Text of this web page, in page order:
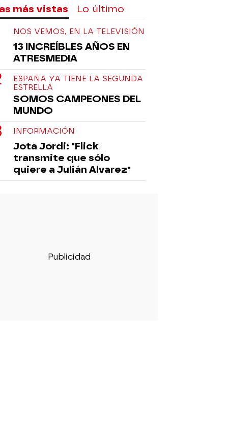
más vistas Lo último
NOS VEMOS, EN LA TELEVISIÓN
13 INCREÍBLES AÑOS EN
ATRESMEDIA
ESPAÑA YA TIENE LA SEGUNDA
ESTRELLA
SOMOS CAMPEONES DEL
MUNDO
INFORMACIÓN
Jota Jordi: "Flick
transmite que sólo
quiere a Julián Alvarez"